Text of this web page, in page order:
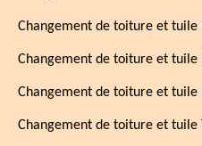
Changement de toiture et tuile
Changement de toiture et tuile
Changement de toiture et tuile
Changement de toiture et tuile